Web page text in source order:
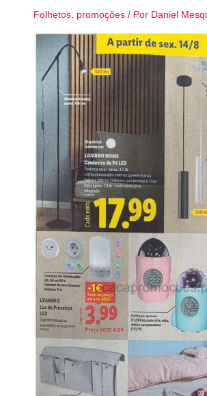
Folhetos, promoções/ Por Daniel